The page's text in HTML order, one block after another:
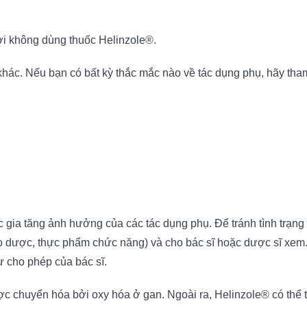
không dùng thuốc Helinzole®.
Nếu bạn có bất kỳ thắc mắc nào về tác dụng phụ, hãy
tăng ảnh hưởng của các tác dụng phụ. Để tránh tình
thực phẩm chức năng) và cho bác sĩ hoặc dược sĩ
cho phép của bác sĩ.
chuyển hóa bởi oxy hóa ở gan. Ngoài ra, Helinzole® có